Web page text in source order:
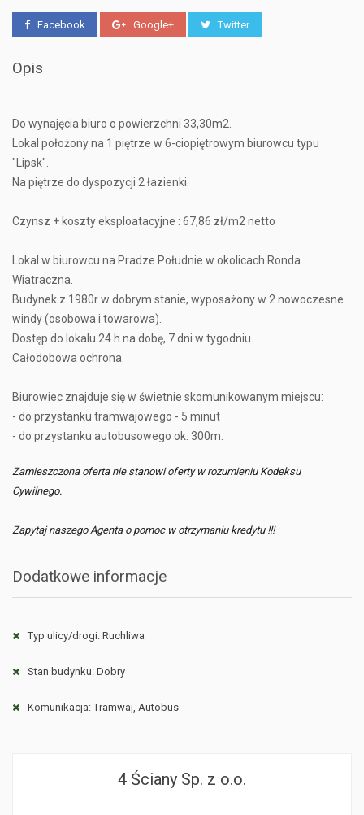
Facebook Google+ Twitter
Opis
Do wynajęcia biuro o powierzchni 33,30m2.
Lokal położony na 1 piętrze w 6-ciopiętrowym biurowcu typu
"Lipsk".
Na piętrze do dyspozycji 2 łazienki.
Czynsz + koszty eksploatacyjne : 67,86 zł/m2 netto
Lokal w biurowcu na Pradze Południe w okolicach Ronda
Wiatraczna.
Budynek z 1980r w dobrym stanie, wyposażony w 2 nowoczesne
windy (osobowa i towarowa).
Dostęp do lokalu 24 h na dobę, 7 dni w tygodniu.
Całodobowa ochrona.
Biurowiec znajduje się w świetnie skomunikowanym miejscu:
- do przystanku tramwajowego - 5 minut
- do przystanku autobusowego ok. 300m.
Zamieszczona oferta nie stanowi oferty w rozumieniu Kodeksu
Cywilnego.
Zapytaj naszego Agenta o pomoc w otrzymaniu kredytu !!!
Dodatkowe informacje
Typ ulicy/drogi: Ruchliwa
Stan budynku: Dobry
Komunikacja: Tramwaj, Autobus
4 Ściany Sp. z o.o.